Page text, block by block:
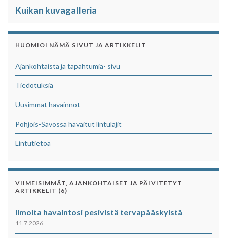
Kuikan kuvagalleria
HUOMIOI NÄMÄ SIVUT JA ARTIKKELIT
Ajankohtaista ja tapahtumia- sivu
Tiedotuksia
Uusimmat havainnot
Pohjois-Savossa havaitut lintulajit
Lintutietoa
VIIMEISIMMÄT, AJANKOHTAISET JA PÄIVITETYT
ARTIKKELIT (6)
Ilmoita havaintosi pesivistä tervapääskyistä
11.7.2026